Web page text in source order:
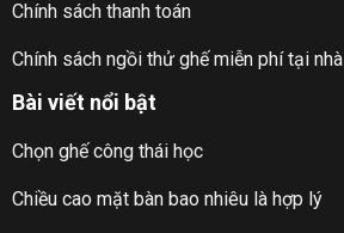
Chính sách thanh toán
Chính sách ngồi thử ghế miễn phí tại nhà
Bài viết nổi bật
Chọn ghế công thái học
Chiều cao mặt bàn bao nhiêu là hợp lý